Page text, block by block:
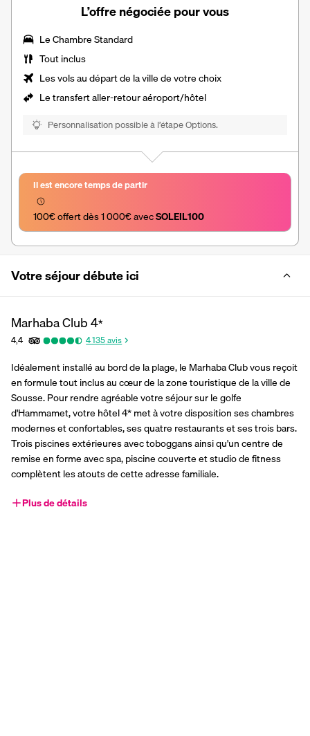
L’offre négociée pour vous
Le Chambre Standard
Tout inclus
Les vols au départ de la ville de votre choix
Letransfert aller-retour aéroport/hôtel
Personnalisation possible à l’étape Options.
Il est encore temps de partir
100€ offert dès 1 000€ avec SOLEIL100
Votre séjour débute ici
Marhaba Club4*
4,4 4 135avis
Idéalement installé au bord de la plage, le Marhaba Club vous reçoit
en formule tout inclus au cœur de la zone touristique de la ville de
Sousse. Pour rendre agréable votre séjour sur le golfe
d'Hammamet, votre hôtel 4* met à votre disposition ses chambres
modernes et confortables, ses quatre restaurants et ses trois bars.
Trois piscines extérieures avec toboggans ainsi qu'un centre de
remise en forme avec spa, piscine couverte et studio de fitness
complètent les atouts de cette adresse familiale.
Plus de détails